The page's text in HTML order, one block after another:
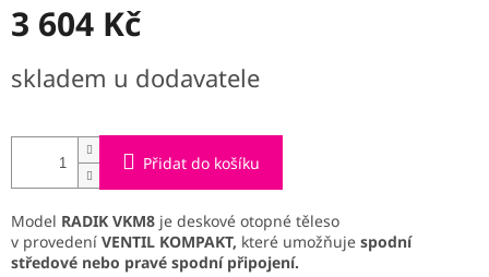
3 604 Kč
cena:
skladem u dodavatele
Přidat do košíku
Model RADIK VKM8 je deskové otopné těleso
v provedení VENTIL KOMPAKT, které umožňuje spodní
středové nebo pravé spodní připojení.